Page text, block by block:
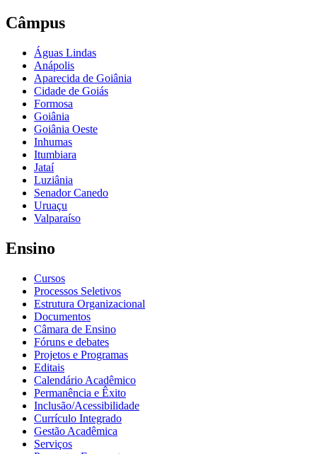
Câmpus
Águas Lindas
Anápolis
Aparecida de Goiânia
Cidade de Goiás
Formosa
Goiânia
Goiânia Oeste
Inhumas
Itumbiara
Jataí
Luziânia
Senador Canedo
Uruaçu
Valparaíso
Ensino
Cursos
Processos Seletivos
Estrutura Organizacional
Documentos
Câmara de Ensino
Fóruns e debates
Projetos e Programas
Editais
Calendário Acadêmico
Permanência e Êxito
Inclusão/Acessibilidade
Currículo Integrado
Gestão Acadêmica
Serviços